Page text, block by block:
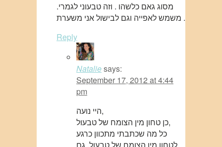
מסוג גאם כלשהו . וזה טבעוני לגמרי.
משמש לאפייה וגם לבישול אני משערת .
Reply
Nataliesays:
September 17, 2012 at 4:44
pm
היי נועה,
כן טחון מין הצומח של טבעול,
כל מה שכתבתי מתכוון כרגע
לטחון מין הצומח של טבעול, גם